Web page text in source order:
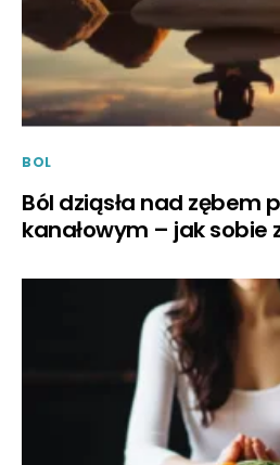
BOL
Ból dziąsła nad zębem
kanałowym – jak sobie